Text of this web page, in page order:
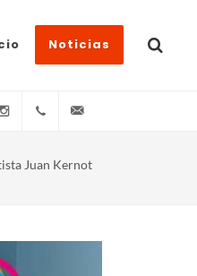
Noticias
Instagram(+54)(9)3548-576073
Juan Kernot